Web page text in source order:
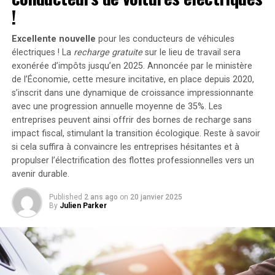
eu une réponse complète (90 % ou plus) et 36 % ayant
eu une réponse partielle (plus de 50 %) ; 20 % n’ont
montré aucune réponse.
Cependant, les taux de réponse sont plus élevés chez les
adultes, a noté Zaenglein, soulignant que la
spironolactone fonctionne « beaucoup mieux » chez les
femmes adultes.
Les effets secondaires de la spironolactone peuvent
inclure des troubles menstruels, une augmentation et
une sensibilité des seins, ainsi que des symptômes
similaires au syndrome prémenstruel.
Les dermatologues devraient également envisager les
contraceptifs oraux combinés (
patientes adolescentes souffrant d’acné. Ces
contraceptifs contiennent à la fois un composant
œstrogène et un composant progestatif.
portant ainsi la puissance totale à un impressionnant
2400 watts
de stockage énergétique, il est possible d’intégrer
jusqu’à cinq batteries supplémentaires de 1,6
kilowattheure chacune, augmentant la capacité totale à
9,6 kilowattheures.
Intégration dans un Écosystème
Intelligent
Le Solarbank 2 AC s’intègre parfaitement dans un
écosystème énergétique intelligent grâce à sa
compatibilité avec le compteur Anker SOLIX Smart et
les prises intelligentes proposées par Anker. cette
consommation électrique tout en réduisant les pertes
énergétiques inutiles. De plus, Anker SOLIX prévoit
d’étendre cette compatibilité aux dispositifs Shelly.
!
Excellente nouvelle pour les conducteurs de véhicules
électriques ! La recharge gratuitesur le lieu de travail sera
exonérée d’impôts jusqu’en 2025. Annoncée par le ministère
de l’Économie, cette mesure incitative, en place depuis 2020,
s’inscrit dans une dynamique de croissance impressionnante
avec une progression annuelle moyenne de 35%. Les
entreprises peuvent ainsi offrir des bornes de recharge sans
impact fiscal, stimulant la transition écologique. Reste à savoir
si cela suffira à convaincre les entreprises hésitantes et à
propulser l’électrification des flottes professionnelles vers un
avenir durable.
Published 2 ans ago on 20 janvier 2025
By Julien Parker